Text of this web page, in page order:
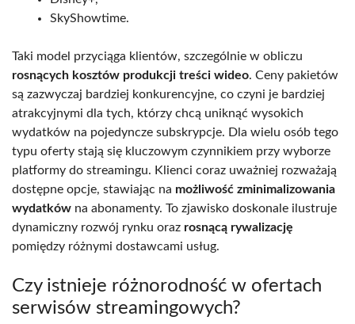
SkyShowtime.
Taki model przyciąga klientów, szczególnie w obliczu
rosnących kosztów produkcji treści wideo. Ceny pakietów
są zazwyczaj bardziej konkurencyjne, co czyni je bardziej
atrakcyjnymi dla tych, którzy chcą uniknąć wysokich
wydatków na pojedyncze subskrypcje. Dla wielu osób tego
typu oferty stają się kluczowym czynnikiem przy wyborze
platformy do streamingu. Klienci coraz uważniej rozważają
dostępne opcje, stawiając na możliwość zminimalizowania
wydatków na abonamenty. To zjawisko doskonale ilustruje
dynamiczny rozwój rynku oraz rosnącą rywalizację
pomiędzy różnymi dostawcami usług.
Czy istnieje różnorodność w ofertach
serwisów streamingowych?